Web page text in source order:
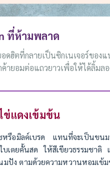
ที่ห้ามพลาด
ดฮิตที่กลายเป็นซิกเนเจอร์ขอ
ายอมต่อแถวยาวเพื่อให้ได้ลิ้มลอ
ข่แดงเข้มข้น
อมิลค์เบรด แทนที่จะเป็นขนม
ตยคั้นสด ให้สีเขียวธรรมชาติ
ปัง ตามด้วยความหวานหอมเข้ม